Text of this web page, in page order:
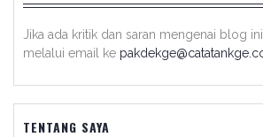
Jika ada kritik dan saran mengenai blog
melalui email ke
TENTANG SAYA